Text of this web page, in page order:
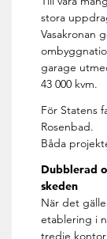
stora
Vasakronan
garage
43 000 kvm.
För Statens
Rosenbad.
Båda
Dubblerad
skeden
När det
etablering i
tredje